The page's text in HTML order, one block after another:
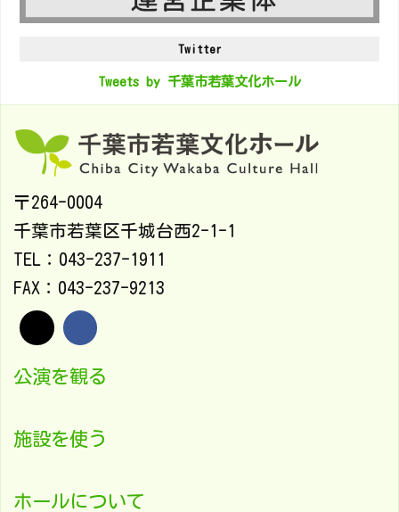
Twitter
Tweets by 千葉市若葉文化ホール
〒264-0004
千葉市若葉区千城台西2-1-1
TEL：043-237-1911
FAX：043-237-9213
公演を観る
施設を使う
ホールについて